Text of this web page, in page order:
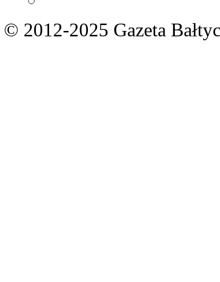
© 2012-2025 Gazeta